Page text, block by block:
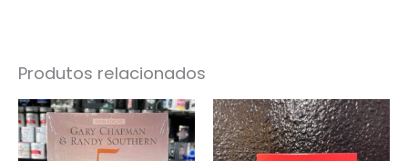
Produtos relacionados